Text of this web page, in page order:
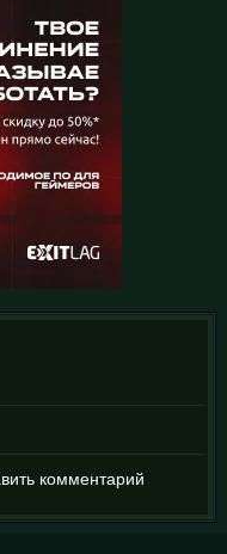
комментарий